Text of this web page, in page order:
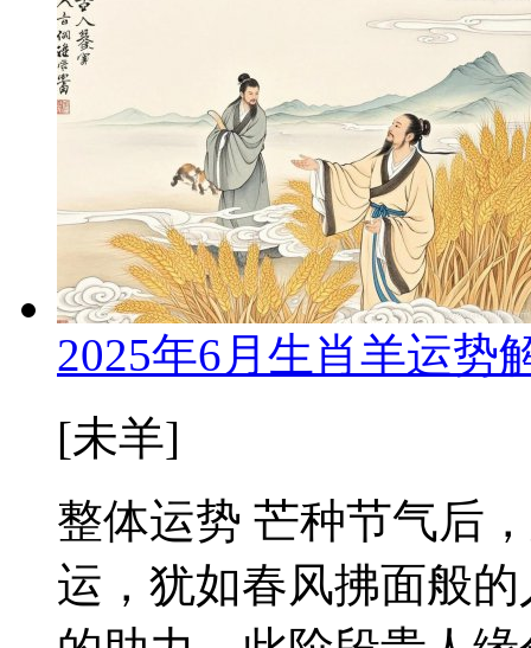
2025年6月生肖羊运势
[未羊]
整体运势 芒种节气后
运，犹如春风拂面般